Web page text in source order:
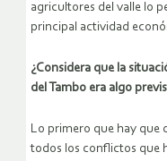
agricultores del valle lo
principal actividad
¿Considera que la
del Tambo era algo
Lo primero que hay que
todos los conflictos que